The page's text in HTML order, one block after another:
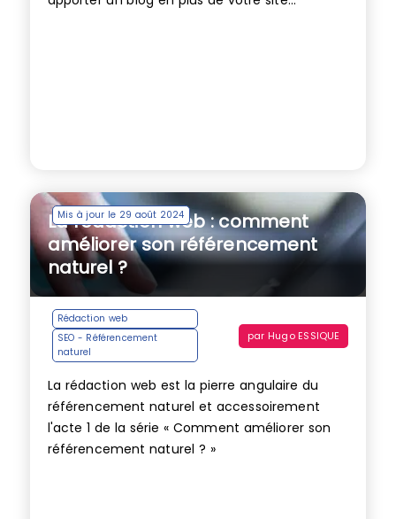
Mis à jour le 29 août 2024
La rédaction web : comment
améliorer son référencement
naturel ?
Rédaction web
SEO - Référencement
naturel
par Hugo ESSIQUE
La rédaction web est la pierre angulaire du
référencement naturel et accessoirement
l'acte 1 de la série « Comment améliorer son
référencement naturel ? »